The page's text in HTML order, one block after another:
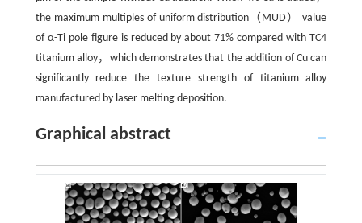
the maximum multiples of uniform distribution（MUD） value
of α-Ti pole figure is reduced by about 71% compared with TC4
titanium alloy，which demonstrates that the addition of Cu can
significantly reduce the texture strength of titanium alloy
manufactured by laser melting deposition.
Graphical abstract